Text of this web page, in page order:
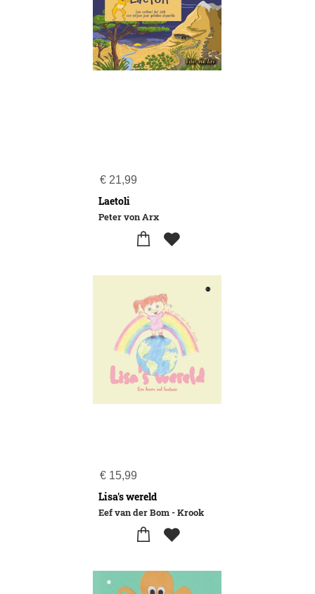
€ 21,99
Laetoli
Peter von Arx
€ 15,99
Lisa's wereld
Eef van der Bom - Krook